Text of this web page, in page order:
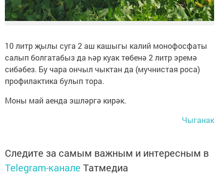
10 литр җылы суга 2 аш кашыгы калий монофосфаты
салып болгатабыз да һәр куак төбенә 2 литр эремә
сибәбез. Бу чара ончыл чыктан да (мучнистая роса)
профилактика булып тора.
Моны май аенда эшләргә кирәк.
Чыганак
Следите за самым важным и интересным в
Telegram-канале Татмедиа